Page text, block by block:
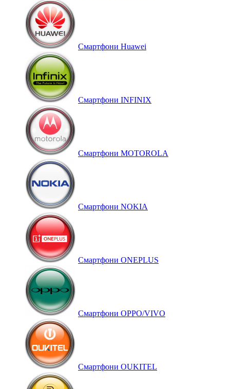
Смартфони Huawei
Смартфони INFINIX
Смартфони MOTOROLA
Смартфони NOKIA
Смартфони ONEPLUS
Смартфони OPPO/VIVO
Смартфони OUKITEL